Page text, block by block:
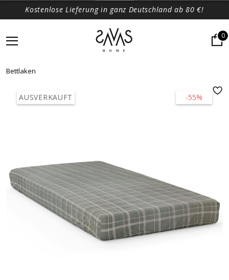
Kostenlose Lieferung in ganz Deutschland ab 80 €!
0
Bettlaken
-55%
AUSVERKAUFT